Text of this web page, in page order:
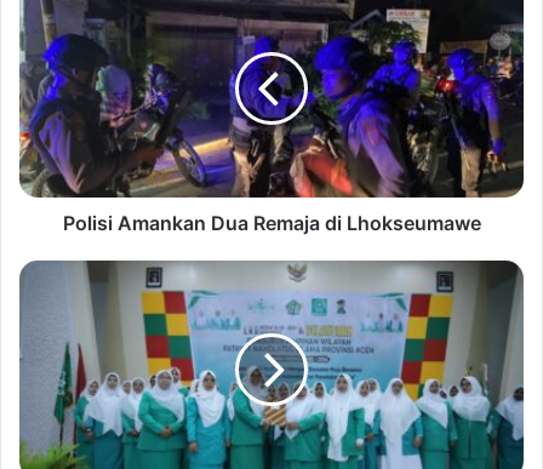
Polisi Amankan Dua Remaja di Lhokseumawe